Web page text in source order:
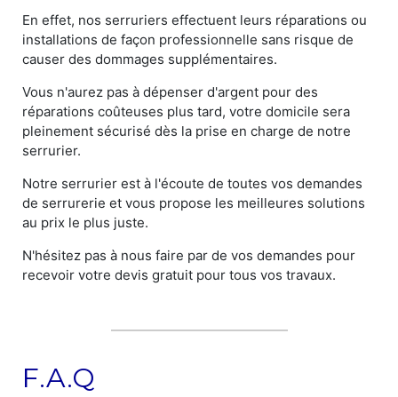
En effet, nos serruriers effectuent leurs réparations ou
installations de façon professionnelle sans risque de
causer des dommages supplémentaires.
Vous n'aurez pas à dépenser d'argent pour des
réparations coûteuses plus tard, votre domicile sera
pleinement sécurisé dès la prise en charge de notre
serrurier.
Notre serrurier est à l'écoute de toutes vos demandes
de serrurerie et vous propose les meilleures solutions
au prix le plus juste.
N'hésitez pas à nous faire par de vos demandes pour
recevoir votre devis gratuit pour tous vos travaux.
F.A.Q